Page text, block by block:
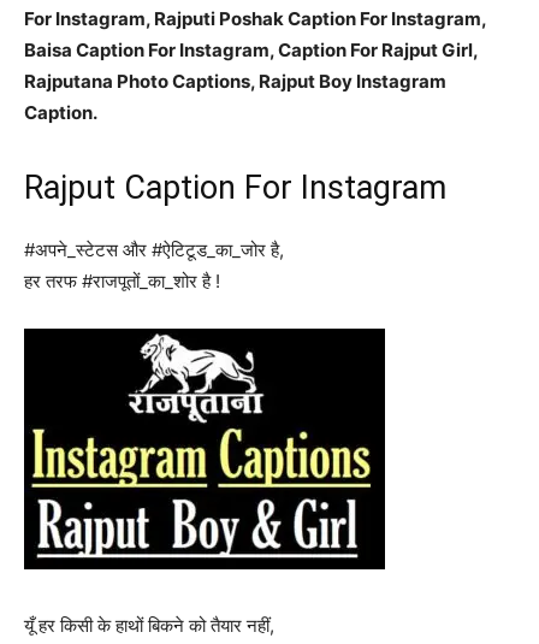
For Instagram, Rajputi Poshak Caption For Instagram,
Baisa Caption For Instagram, Caption For Rajput Girl,
Rajputana Photo Captions, Rajput Boy Instagram
Caption.
Rajput Caption For Instagram
#अपने_स्टेटस और #ऐटिटूड_का_जोर है,
हर तरफ #राजपूतों_का_शोर है !
यूँ हर किसी के हाथों बिकने को तैयार नहीं,